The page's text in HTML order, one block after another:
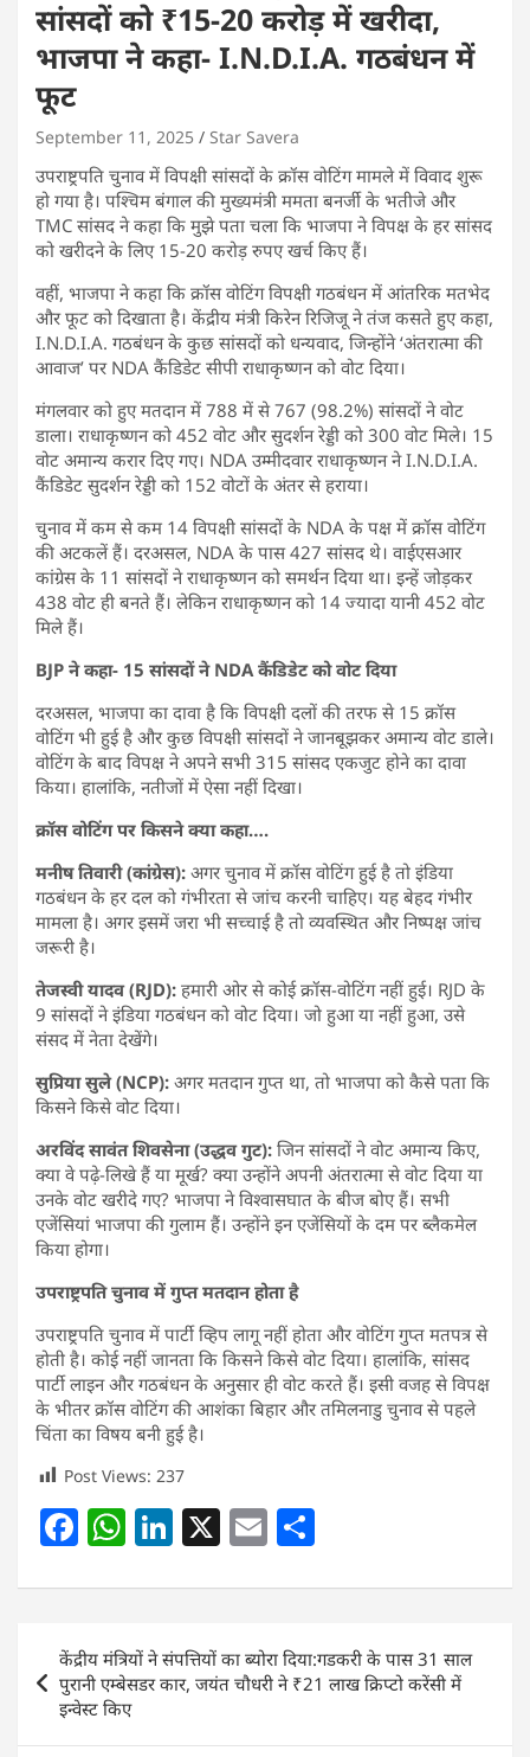
सांसदों को ₹15-20 करोड़ में खरीदा,
भाजपा ने कहा- I.N.D.I.A. गठबंधन में
फूट
September 11, 2025 Star Savera
उपराष्ट्रपति चुनाव में विपक्षी सांसदों के क्रॉस वोटिंग मामले में विवाद शुरू
हो गया है। पश्चिम बंगाल की मुख्यमंत्री ममता बनर्जी के भतीजे और
TMC सांसद ने कहा कि मुझे पता चला कि भाजपा ने विपक्ष के हर सांसद
को खरीदने के लिए 15-20 करोड़ रुपए खर्च किए हैं।
वहीं, भाजपा ने कहा कि क्रॉस वोटिंग विपक्षी गठबंधन में आंतरिक मतभेद
और फूट को दिखाता है। केंद्रीय मंत्री किरेन रिजिजू ने तंज कसते हुए कहा,
I.N.D.I.A. गठबंधन के कुछ सांसदों को धन्यवाद, जिन्होंने ‘अंतरात्मा की
आवाज’ पर NDA कैंडिडेट सीपी राधाकृष्णन को वोट दिया।
मंगलवार को हुए मतदान में 788 में से 767 (98.2%) सांसदों ने वोट
डाला। राधाकृष्णन को 452 वोट और सुदर्शन रेड्डी को 300 वोट मिले। 15
वोट अमान्य करार दिए गए। NDA उम्मीदवार राधाकृष्णन ने I.N.D.I.A.
कैंडिडेट सुदर्शन रेड्डी को 152 वोटों के अंतर से हराया।
चुनाव में कम से कम 14 विपक्षी सांसदों के NDA के पक्ष में क्रॉस वोटिंग
की अटकलें हैं। दरअसल, NDA के पास 427 सांसद थे। वाईएसआर
कांग्रेस के 11 सांसदों ने राधाकृष्णन को समर्थन दिया था। इन्हें जोड़कर
438 वोट ही बनते हैं। लेकिन राधाकृष्णन को 14 ज्यादा यानी 452 वोट
मिले हैं।
BJP ने कहा- 15 सांसदों ने NDA कैंडिडेट को वोट दिया
दरअसल, भाजपा का दावा है कि विपक्षी दलों की तरफ से 15 क्रॉस
वोटिंग भी हुई है और कुछ विपक्षी सांसदों ने जानबूझकर अमान्य वोट डाले।
वोटिंग के बाद विपक्ष ने अपने सभी 315 सांसद एकजुट होने का दावा
किया। हालांकि, नतीजों में ऐसा नहीं दिखा।
क्रॉस वोटिंग पर किसने क्या कहा….
मनीष तिवारी (कांग्रेस): अगर चुनाव में क्रॉस वोटिंग हुई है तो इंडिया
गठबंधन के हर दल को गंभीरता से जांच करनी चाहिए। यह बेहद गंभीर
मामला है। अगर इसमें जरा भी सच्चाई है तो व्यवस्थित और निष्पक्ष जांच
जरूरी है।
तेजस्वी यादव (RJD): हमारी ओर से कोई क्रॉस-वोटिंग नहीं हुई। RJD के
9 सांसदों ने इंडिया गठबंधन को वोट दिया। जो हुआ या नहीं हुआ, उसे
संसद में नेता देखेंगे।
सुप्रिया सुले (NCP): अगर मतदान गुप्त था, तो भाजपा को कैसे पता कि
किसने किसे वोट दिया।
अरविंद सावंत शिवसेना (उद्धव गुट): जिन सांसदों ने वोट अमान्य किए,
क्या वे पढ़े-लिखे हैं या मूर्ख? क्या उन्होंने अपनी अंतरात्मा से वोट दिया या
उनके वोट खरीदे गए? भाजपा ने विश्वासघात के बीज बोए हैं। सभी
एजेंसियां भाजपा की गुलाम हैं। उन्होंने इन एजेंसियों के दम पर ब्लैकमेल
किया होगा।
उपराष्ट्रपति चुनाव में गुप्त मतदान होता है
उपराष्ट्रपति चुनाव में पार्टी व्हिप लागू नहीं होता और वोटिंग गुप्त मतपत्र से
होती है। कोई नहीं जानता कि किसने किसे वोट दिया। हालांकि, सांसद
पार्टी लाइन और गठबंधन के अनुसार ही वोट करते हैं। इसी वजह से विपक्ष
के भीतर क्रॉस वोटिंग की आशंका बिहार और तमिलनाडु चुनाव से पहले
चिंता का विषय बनी हुई है।
Post Views: 237
F
c
e
b
o
W
at
s
A
p
Li
k
e
dI
X E
ai
l
ar
e
Post
navigation
केंद्रीय मंत्रियों ने संपत्तियों का ब्योरा दिया:गडकरी के पास 31 साल
पुरानी एम्बेसडर कार, जयंत चौधरी ने ₹21 लाख क्रिप्टो करेंसी में
इन्वेस्ट किए